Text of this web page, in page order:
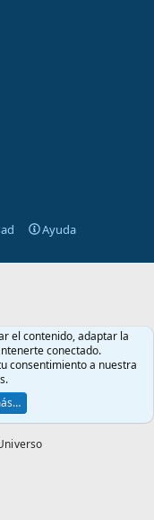
Ayuda
el contenido, adaptar la
conectado.
consentimiento a nuestra